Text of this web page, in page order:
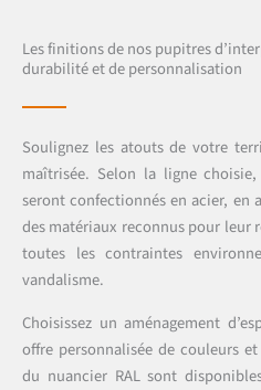
Les finitions de nos pupitres
durabilité et de personnalisation
Soulignez les atouts de votre
maîtrisée. Selon la ligne
seront confectionnés en acier,
des matériaux reconnus pour leur
toutes les contraintes
vandalisme.
Choisissez un aménagement
offre personnalisée de couleurs
du nuancier RAL sont